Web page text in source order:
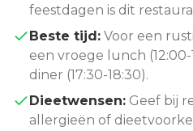
feestdagen is dit
Beste tijd: Voor een
een vroege lunch
diner (17:30-18:30).
Dieetwensen: Geef bij
allergieën of